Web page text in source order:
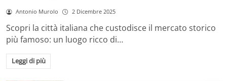
Antonio Murolo 2 Dicembre 2025
Scopri la città italiana che custodisce il mercato storico
più famoso: un luogo ricco di…
Leggi di più